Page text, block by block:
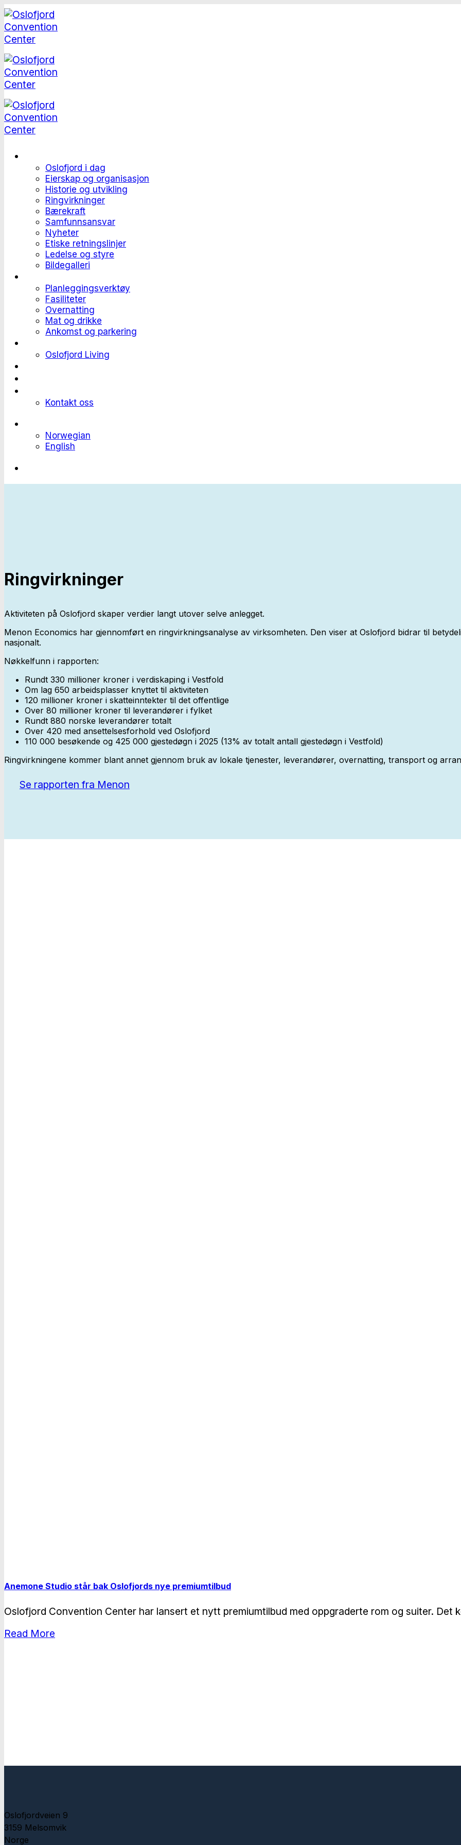
Skip
to
content
Oslofjord i dag
Eierskap og organisasjon
Historie og utvikling
Ringvirkninger
Bærekraft
Samfunnsansvar
Nyheter
Etiske retningslinjer
Ledelse og styre
Bildegalleri
Planleggingsverktøy
Fasiliteter
Overnatting
Mat og drikke
Ankomst og parkering
Oslofjord Living
Kontakt oss
Norwegian
English
Ringvirkninger
Aktiviteten på Oslofjord skaper verdier langt utover selve anlegget.
Menon Economics har gjennomført en ringvirkningsanalyse av virksomheten. Den viser at Oslofjord bidrar til
nasjonalt.
Nøkkelfunn i rapporten:
Rundt 330 millioner kroner i verdiskaping i Vestfold
Om lag 650 arbeidsplasser knyttet til aktiviteten
120 millioner kroner i skatteinntekter til det offentlige
Over 80 millioner kroner til leverandører i fylket
Rundt 880 norske leverandører totalt
Over 420 med ansettelsesforhold ved Oslofjord
110 000 besøkende og 425 000 gjestedøgn i 2025 (13% av totalt antall gjestedøgn i Vestfold)
Ringvirkningene kommer blant annet gjennom bruk av lokale tjenester, leverandører, overnatting, transport og
Se rapporten fra Menon
Anemone Studio står bak Oslofjords nye premiumtilbud
Oslofjord Convention Center har lansert et nytt premiumtilbud med oppgraderte rom og suiter. Det
Read More
Oslofjordveien 9
3159 Melsomvik
Norge